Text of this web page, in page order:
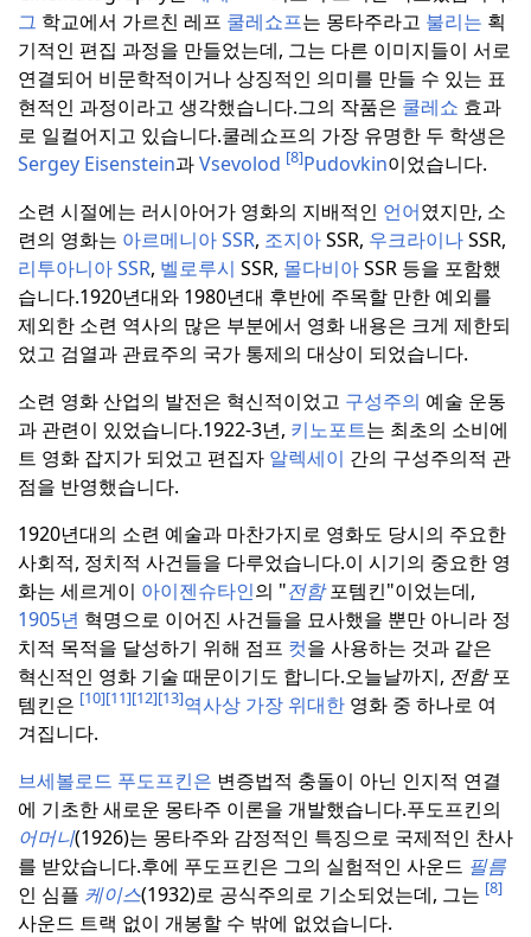
그 학교에서 가르친 레프 쿨레쇼프는 몽타주라고 불리는 획
기적인 편집 과정을 만들었는데, 그는 다른 이미지들이 서로
연결되어 비문학적이거나 상징적인 의미를 만들 수 있는 표
현적인 과정이라고 생각했습니다.그의 작품은 쿨레쇼 효과
로 일컬어지고 있습니다.쿨레쇼프의 가장 유명한 두 학생은
Sergey Eisenstein과Vsevolod [8]Pudovkin이었습니다.
소련 시절에는 러시아어가 영화의 지배적인 언어였지만, 소
련의 영화는 아르메니아 SSR, 조지아SSR, 우크라이나SSR,
리투아니아 SSR, 벨로루시 SSR, 몰다비아SSR 등을 포함했
습니다.1920년대와 1980년대 후반에 주목할 만한 예외를
제외한 소련 역사의 많은 부분에서 영화 내용은 크게 제한되
었고 검열과 관료주의 국가 통제의 대상이 되었습니다.
소련 영화 산업의 발전은 혁신적이었고 구성주의 예술 운동
과 관련이 있었습니다.1922-3년, 키노포트는 최초의 소비에
트 영화 잡지가 되었고 편집자 알렉세이 간의 구성주의적 관
점을 반영했습니다.
1920년대의 소련 예술과 마찬가지로 영화도 당시의 주요한
사회적, 정치적 사건들을 다루었습니다.이 시기의 중요한 영
화는 세르게이 아이젠슈타인의 "전함포템킨"이었는데,
1905년 혁명으로 이어진 사건들을 묘사했을 뿐만 아니라 정
치적 목적을 달성하기 위해 점프 컷을 사용하는 것과 같은
혁신적인 영화 기술 때문이기도 합니다.오늘날까지, 전함포
템킨은 [10][11][12][13]역사상 가장 위대한 영화 중 하나로 여
겨집니다.
브세볼로드 푸도프킨은 변증법적 충돌이 아닌 인지적 연결
에 기초한 새로운 몽타주 이론을 개발했습니다.푸도프킨의
어머니(1926)는 몽타주와 감정적인 특징으로 국제적인 찬사
를 받았습니다.후에 푸도프킨은 그의 실험적인 사운드 필름
인 심플 케이스(1932)로 공식주의로 기소되었는데, 그는 [8]
사운드 트랙 없이 개봉할 수 밖에 없었습니다.